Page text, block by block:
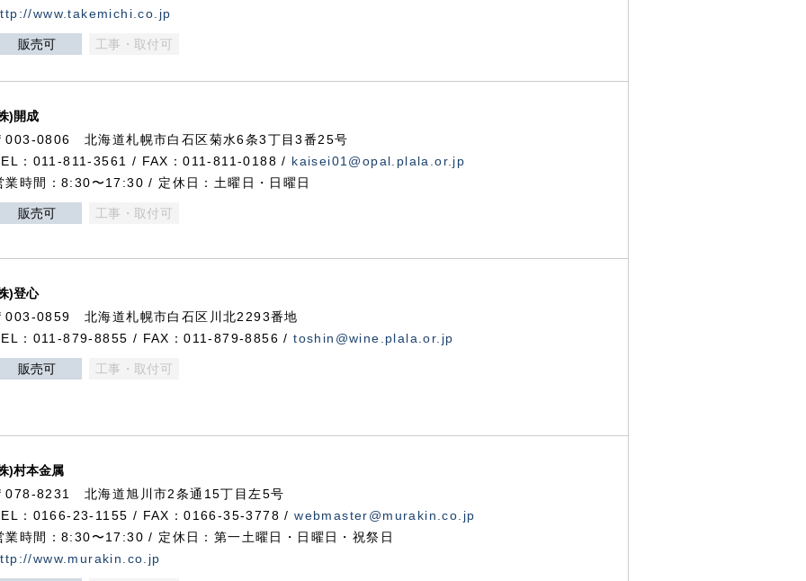
www.takemichi.co.jp
販売可 工事・取付可
)開成
003-0806 北海道札幌市白石区菊水6条3丁目3番25号
：011-811-3561 / FAX：011-811-0188 / kaisei01@opal.plala.or.jp
業時間：8:30〜17:30 / 定休日：土曜日・日曜日
販売可 工事・取付可
)登心
003-0859 北海道札幌市白石区川北2293番地
：011-879-8855 / FAX：011-879-8856 /toshin@wine.plala.or.jp
販売可 工事・取付可
)村本金属
078-8231 北海道旭川市2条通15丁目左5号
：0166-23-1155 / FAX：0166-35-3778 /webmaster@murakin.co.jp
業時間：8:30〜17:30 / 定休日：第一土曜日・日曜日・祝祭日
www.murakin.co.jp